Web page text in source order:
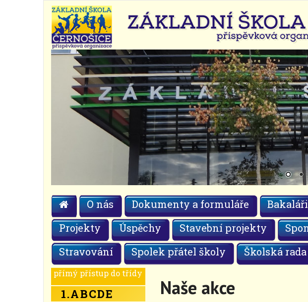
O nás Dokumenty a formuláře Bakaláři
Projekty
Úspěchy Stavební projekty
Stravování
Spolek přátel školy Školská rada
přímý přístup do třídy
1.ABCDE
Naše akce